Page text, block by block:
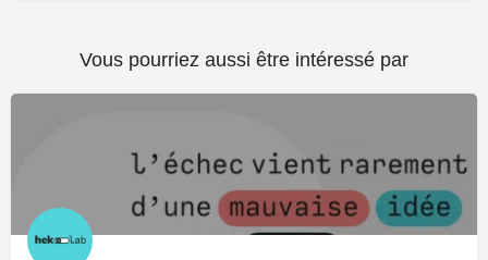
Vous pourriez aussi être intéressé par